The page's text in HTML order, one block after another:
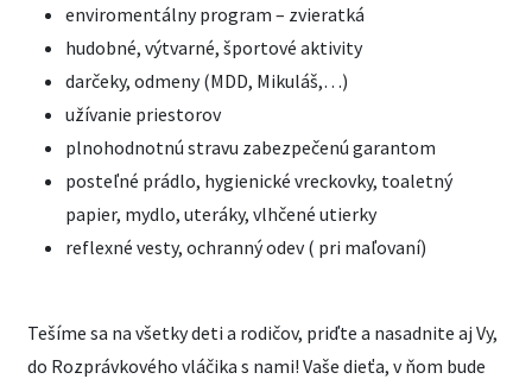
enviromentálny program – zvieratká
hudobné, výtvarné, športové aktivity
darčeky, odmeny (MDD, Mikuláš,…)
užívanie priestorov
plnohodnotnú stravu zabezpečenú garantom
posteľné prádlo, hygienické vreckovky, toaletný
papier, mydlo, uteráky, vlhčené utierky
reflexné vesty, ochranný odev ( pri maľovaní)
Tešíme sa na všetky deti a rodičov, priďte a nasadnite aj Vy,
do Rozprávkového vláčika s nami! Vaše dieťa, v ňom bude